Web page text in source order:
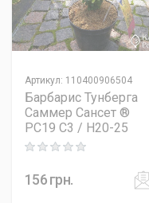
Артикул: 110400906504
Барбарис Тунберга
Саммер Сансет ®
PC19 C3 / H20-25
Rating: 0 out of 5
156грн.